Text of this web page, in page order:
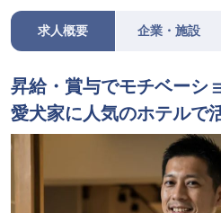
求人概要 企業・施設
昇給・賞与でモチベーシ
愛犬家に人気のホテルで